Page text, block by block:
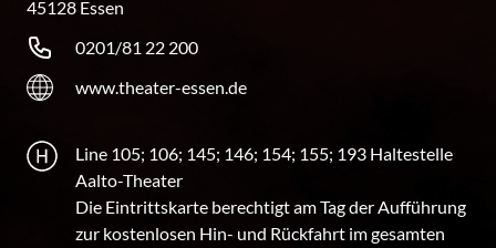
45128 Essen
0201/81 22 200
www.theater-essen.de
Line 105; 106; 145; 146; 154; 155; 193 Haltestelle
Aalto-Theater
Die Eintrittskarte berechtigt am Tag der Aufführung
zur kostenlosen Hin- und Rückfahrt im gesamten